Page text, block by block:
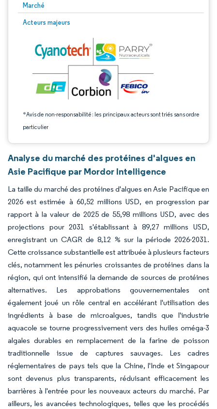
Marché
Acteurs majeurs
*Avis de non-responsabilité : les principaux acteurs sont triés sans ordre
particulier
Image © Mordor Intelligence. La réutilisation nécessite une attribution sous CC
Analyse du marché des protéines d'algues en
Asie Pacifique par Mordor Intelligence
La taille du marché des protéines d'algues en Asie Pacifique en
2026 est estimée à 60,52 millions USD, en progression par
rapport à la valeur de 2025 de 55,98 millions USD, avec des
projections pour 2031 s'établissant à 89,27 millions USD,
enregistrant un CAGR de 8,12 % sur la période 2026-2031.
Cette croissance substantielle est attribuée à plusieurs facteurs
clés, notamment les pénuries croissantes de protéines dans la
région, qui ont intensifié la demande de sources de protéines
alternatives. Les approbations gouvernementales ont
également joué un rôle central en accélérant l'utilisation des
ingrédients à base de microalgues, tandis que l'industrie
aquacole se tourne progressivement vers des huiles oméga-3
algales durables en remplacement de la farine de poisson
traditionnelle issue de captures sauvages. Les cadres
réglementaires de pays tels que la Chine, l'Inde et Singapour
sont devenus plus transparents, réduisant efficacement les
barrières à l'entrée pour les nouveaux acteurs du marché. Par
ailleurs, les avancées technologiques, telles que les procédés